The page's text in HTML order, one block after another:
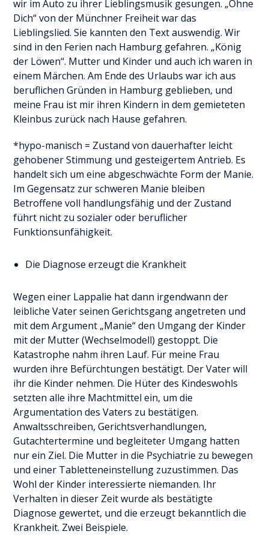
wir im Auto zu ihrer Lieblingsmusik gesungen. „Ohne
Dich“ von der Münchner Freiheit war das
Lieblingslied. Sie kannten den Text auswendig. Wir
sind in den Ferien nach Hamburg gefahren. „König
der Löwen“. Mutter und Kinder und auch ich waren in
einem Märchen. Am Ende des Urlaubs war ich aus
beruflichen Gründen in Hamburg geblieben, und
meine Frau ist mir ihren Kindern in dem gemieteten
Kleinbus zurück nach Hause gefahren.
*hypo-manisch = Zustand von dauerhafter leicht
gehobener Stimmung und gesteigertem Antrieb. Es
handelt sich um eine abgeschwächte Form der Manie.
Im Gegensatz zur schweren Manie bleiben
Betroffene voll handlungsfähig und der Zustand
führt nicht zu sozialer oder beruflicher
Funktionsunfähigkeit.
Die Diagnose erzeugt die Krankheit
Wegen einer Lappalie hat dann irgendwann der
leibliche Vater seinen Gerichtsgang angetreten und
mit dem Argument „Manie“ den Umgang der Kinder
mit der Mutter (Wechselmodell) gestoppt. Die
Katastrophe nahm ihren Lauf. Für meine Frau
wurden ihre Befürchtungen bestätigt. Der Vater will
ihr die Kinder nehmen. Die Hüter des Kindeswohls
setzten alle ihre Machtmittel ein, um die
Argumentation des Vaters zu bestätigen.
Anwaltsschreiben, Gerichtsverhandlungen,
Gutachtertermine und begleiteter Umgang hatten
nur ein Ziel. Die Mutter in die Psychiatrie zu bewegen
und einer Tabletteneinstellung zuzustimmen. Das
Wohl der Kinder interessierte niemanden. Ihr
Verhalten in dieser Zeit wurde als bestätigte
Diagnose gewertet, und die erzeugt bekanntlich die
Krankheit. Zwei Beispiele.